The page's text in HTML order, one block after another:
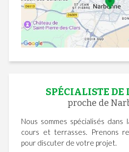
SPÉCIALISTE DE
proche de
Nous sommes spécialisés dans
cours et terrasses. Prenons
pour discuter de votre projet.